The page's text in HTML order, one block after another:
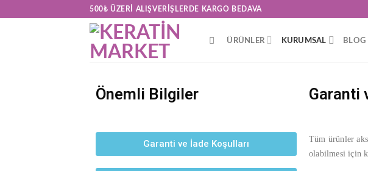
500₺ ÜZERI ALIŞVERIŞLERDE KARGO BEDAVA
ÜRÜNLER KURUMSAL BLOG
Önemli Bilgiler Garanti
Garanti ve İade Koşulları
Tüm ürünler
olabilmesi için